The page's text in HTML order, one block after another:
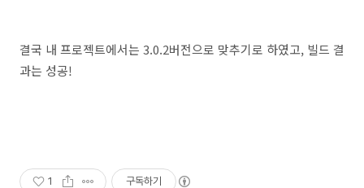
결국 내 프로젝트에서는 3.0.2버전으로 맞추기로 하였고, 빌드 결
과는 성공!
1 구독하기